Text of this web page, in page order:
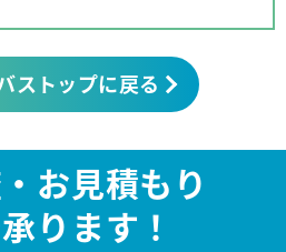
ストップに戻る
お見積もり
ります！